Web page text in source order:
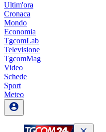
Ultim'ora
Cronaca
Mondo
Economia
TgcomLab
Televisione
TgcomMag
Video
Schede
Sport
Meteo